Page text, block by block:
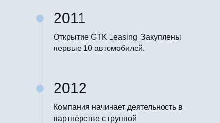
2011
Открытие GTK Leasing. Закуплены
первые 10 автомобилей.
2012
Компания начинает деятельность в
партнёрстве с группой